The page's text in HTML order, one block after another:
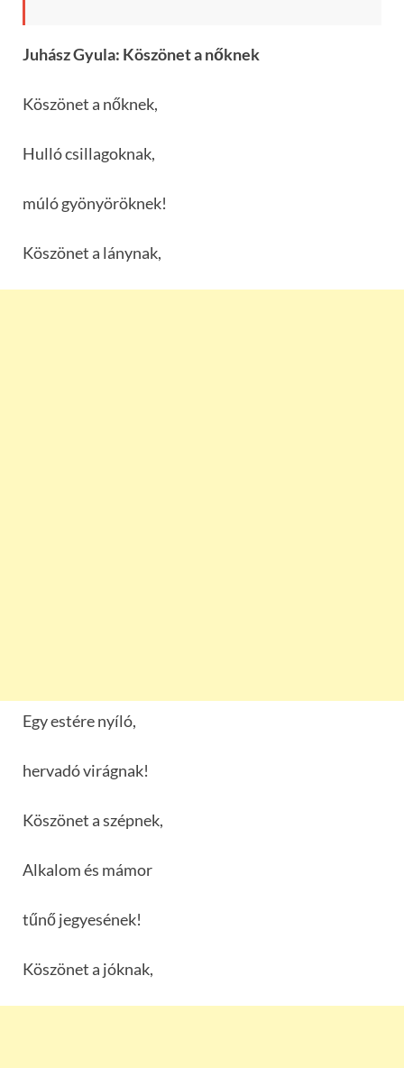
Juhász Gyula: Köszönet a nőknek
Köszönet a nőknek,
Hulló csillagoknak,
múló gyönyöröknek!
Köszönet a lánynak,
Egy estére nyíló,
hervadó virágnak!
Köszönet a szépnek,
Alkalom és mámor
tűnő jegyesének!
Köszönet a jóknak,